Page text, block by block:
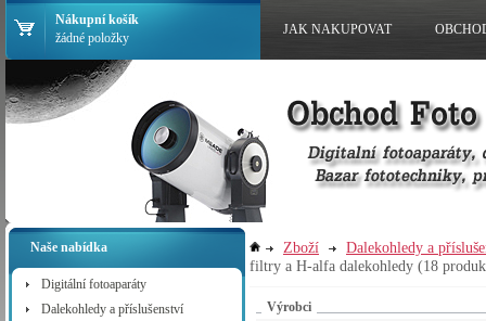
Naše nabídka
Digitální fotoaparáty
Dalekohledy a příslušenství
Zboží
Dalekohledy a
filtry a H-alfa dalekohledy (18
Výrobci
Nákupní košík
žádné položky
JAK NAKUPOVAT